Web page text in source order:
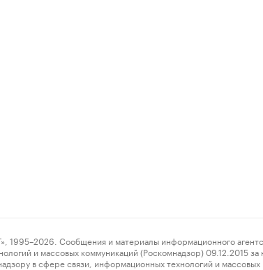
Сообщения и материалы информационного
и массовых коммуникаций (Роскомнадзор) 09.12.2015
в сфере связи, информационных технологий и